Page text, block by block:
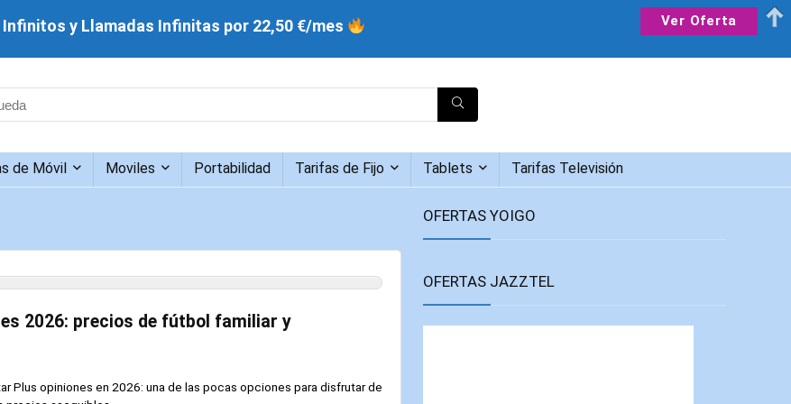
de Móvil Moviles Portabilidad Tarifas de Fijo Tablets Tarifas Televisión
2026: precios de fútbol familiar y
Plus opiniones en 2026: una de las pocas opciones para disfrutar de
OFERTAS YOIGO
OFERTAS JAZZTEL
y Llamadas Infinitas por 22,50 €/mes Ver Oferta